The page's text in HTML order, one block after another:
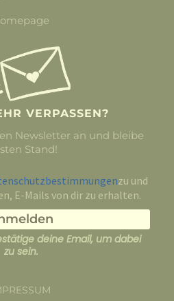
VERPASSEN?
Newsletter an und bleibe
Stand!
zu und
E-Mails von dir zu erhalten.
deine Email, um dabei
zu sein.